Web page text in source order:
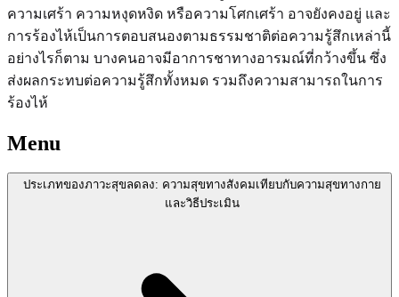
ความเศร้า ความหงุดหงิด หรือความโศกเศร้า อาจยังคงอยู่ และ
การร้องไห้เป็นการตอบสนองตามธรรมชาติต่อความรู้สึกเหล่านี้
อย่างไรก็ตาม บางคนอาจมีอาการชาทางอารมณ์ที่กว้างขึ้น ซึ่ง
ส่งผลกระทบต่อความรู้สึกทั้งหมด รวมถึงความสามารถในการ
ร้องไห้
Menu
ประเภทของภาวะสุขลดลง: ความสุขทางสังคมเทียบกับความสุขทางกาย
และวิธีประเมิน